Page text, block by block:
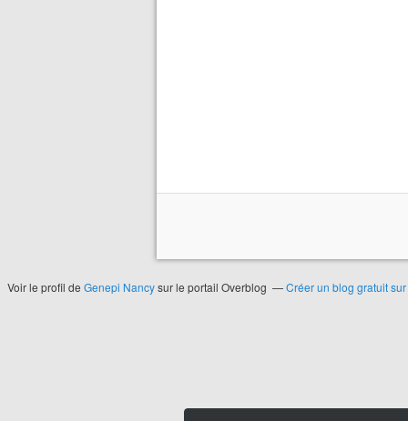
Voir le profil de Genepi Nancysur le portail Overblog Créer un blog gratuit